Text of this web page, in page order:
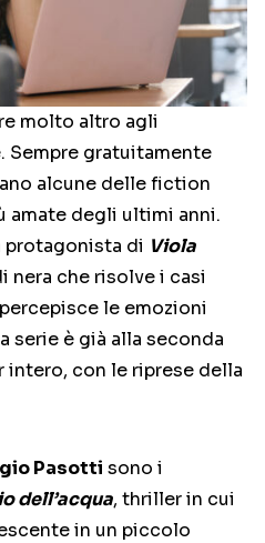
molto altro agli
Sempre gratuitamente
alcune delle fiction
amate degli ultimi anni.
protagonista di Viola
nera che risolve i casi
le emozioni
serie è già alla seconda
con le riprese della
Pasotti sono i
dell’acqua, thriller in cui
in un piccolo